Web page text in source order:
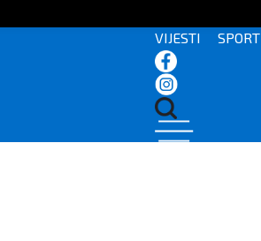
VIJESTI SPORT